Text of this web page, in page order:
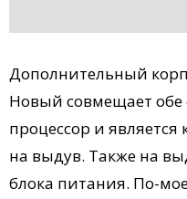
Дополнительный
Новый совмещает
процессор и
на выдув. Также на
блока питания. По-